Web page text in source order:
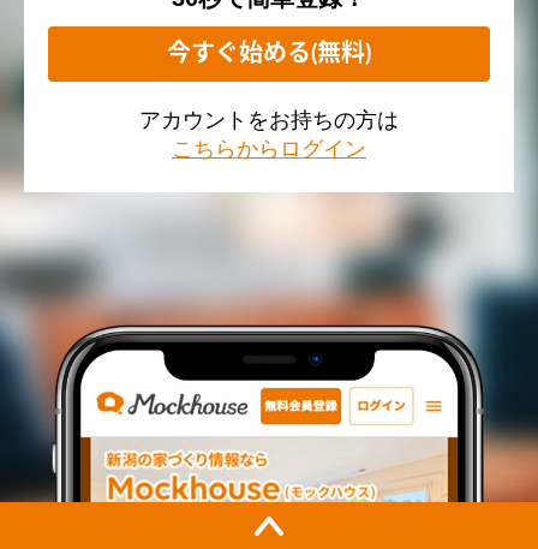
今すぐ始める(無料)
アカウントをお持ちの方は
こちらからログイン